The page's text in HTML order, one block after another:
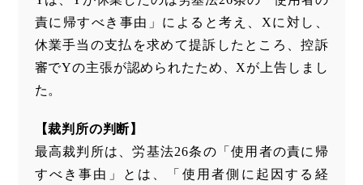
責に帰すべき事由」によると考え、Xに対し、
休業手当の支払を求めて提訴したところ、控訴
審でYの主張が認められたため、Xが上告しまし
た。
【裁判所の判断】
最高裁判所は、労基法26条の「使用者の責に帰
すべき事由」とは、「使用者側に起因する経